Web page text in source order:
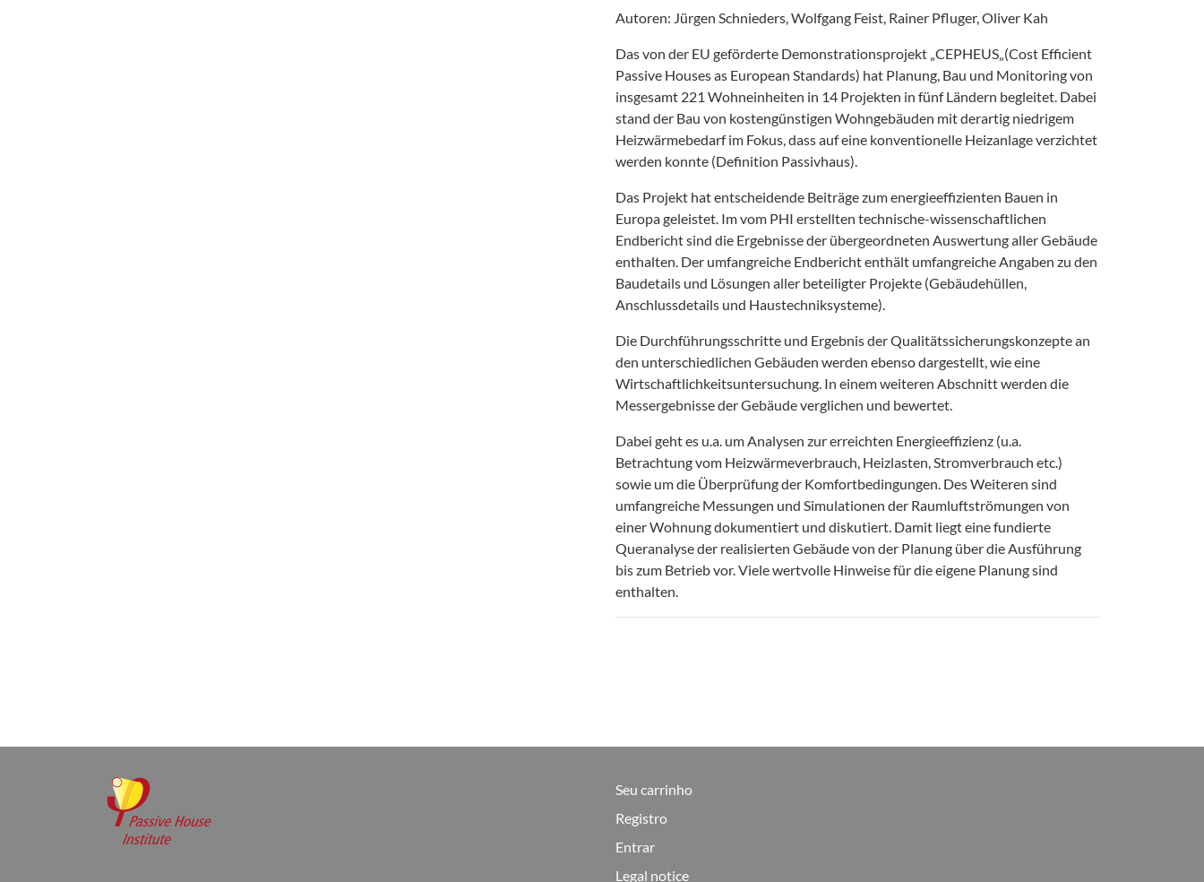
Autoren: Jürgen Schnieders, Wolfgang Feist, Rainer Pfluger, Oliver Kah
Das von der EU geförderte Demonstrationsprojekt „CEPHEUS„(Cost Efficient
Passive Houses as European Standards) hat Planung, Bau und Monitoring von
insgesamt 221 Wohneinheiten in 14 Projekten in fünf Ländern begleitet. Dabei
stand der Bau von kostengünstigen Wohngebäuden mit derartig niedrigem
Heizwärmebedarf im Fokus, dass auf eine konventionelle Heizanlage verzichtet
werden konnte (Definition Passivhaus).
Das Projekt hat entscheidende Beiträge zum energieeffizienten Bauen in
Europa geleistet. Im vom PHI erstellten technische-wissenschaftlichen
Endbericht sind die Ergebnisse der übergeordneten Auswertung aller Gebäude
enthalten. Der umfangreiche Endbericht enthält umfangreiche Angaben zu den
Baudetails und Lösungen aller beteiligter Projekte (Gebäudehüllen,
Anschlussdetails und Haustechniksysteme).
Die Durchführungsschritte und Ergebnis der Qualitätssicherungskonzepte an
den unterschiedlichen Gebäuden werden ebenso dargestellt, wie eine
Wirtschaftlichkeitsuntersuchung. In einem weiteren Abschnitt werden die
Messergebnisse der Gebäude verglichen und bewertet.
Dabei geht es u.a. um Analysen zur erreichten Energieeffizienz (u.a.
Betrachtung vom Heizwärmeverbrauch, Heizlasten, Stromverbrauch etc.)
sowie um die Überprüfung der Komfortbedingungen. Des Weiteren sind
umfangreiche Messungen und Simulationen der Raumluftströmungen von
einer Wohnung dokumentiert und diskutiert. Damit liegt eine fundierte
Queranalyse der realisierten Gebäude von der Planung über die Ausführung
bis zum Betrieb vor. Viele wertvolle Hinweise für die eigene Planung sind
enthalten.
Seu carrinho
Registro
Entrar
Legal notice